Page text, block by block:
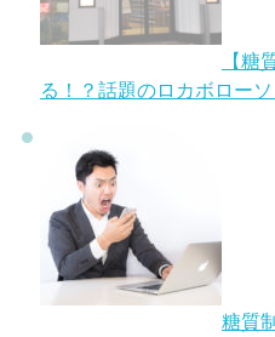
【糖
る！？話題のロカボロー
糖質